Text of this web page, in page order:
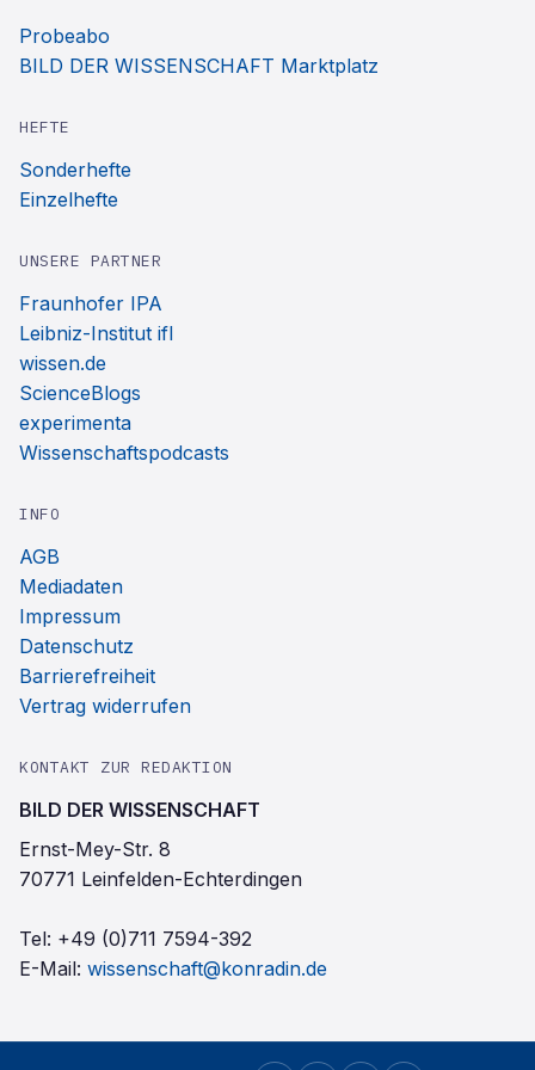
Probeabo
BILD DER WISSENSCHAFT Marktplatz
HEFTE
Sonderhefte
Einzelhefte
UNSERE PARTNER
Fraunhofer IPA
Leibniz-Institut ifl
wissen.de
ScienceBlogs
experimenta
Wissenschaftspodcasts
INFO
AGB
Mediadaten
Impressum
Datenschutz
Barrierefreiheit
Vertrag widerrufen
KONTAKT ZUR REDAKTION
BILD DER WISSENSCHAFT
Ernst-Mey-Str. 8
70771 Leinfelden-Echterdingen
Tel: +49 (0)711 7594-392
E-Mail: wissenschaft@konradin.de